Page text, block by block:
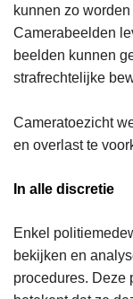
kunnen zo
Camerabeelden
beelden kunnen
strafrechtelijke
Cameratoezicht
en overlast te
In alle discretie
Enkel
bekijken en
procedures. Deze